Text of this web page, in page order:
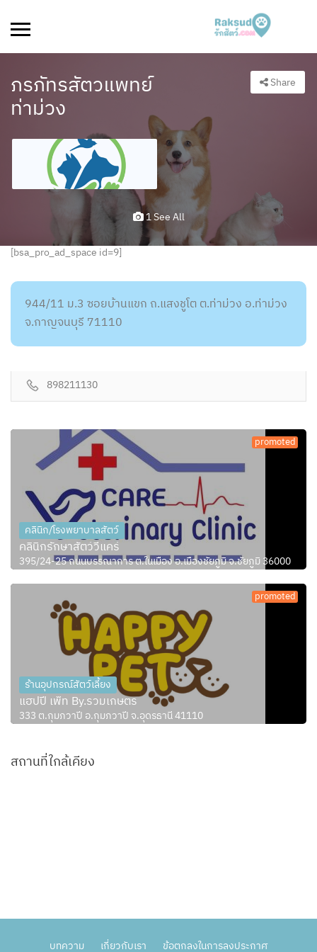
ภรภัทรสัตวแพทย์
ท่าม่วง
Share
1 See All
[bsa_pro_ad_space id=9]
944/11 ม.3 ซอยบ้านแขก ถ.แสงชูโต ต.ท่าม่วง อ.ท่าม่วง
จ.กาญจนบุรี 71110
898211130
promoted
คลินิก/โรงพยาบาลสัตว์
คลินิกรักษาสัตว์วีแคร์
395/24-25 ถนนบรรณาการ ต.ในเมือง อ.เมืองชัยภูมิ จ.ชัยภูมิ 36000
promoted
ร้านอุปกรณ์สัตว์เลี้ยง
แฮปปี้ เพ็ท By.รวมเกษตร
333 ต.กุมภวาปี อ.กุมภวาปี จ.อุดรธานี 41110
สถานที่ใกล้เคียง
บทความ เกี่ยวกับเรา ข้อตกลงในการลงประกาศ